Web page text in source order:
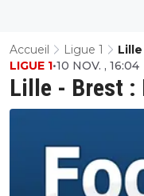
Accueil Ligue 1
Lille - Brest :
LIGUE 1•10 NOV. , 16:04